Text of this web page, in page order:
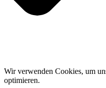
Wir verwenden Cookies, um
optimieren.